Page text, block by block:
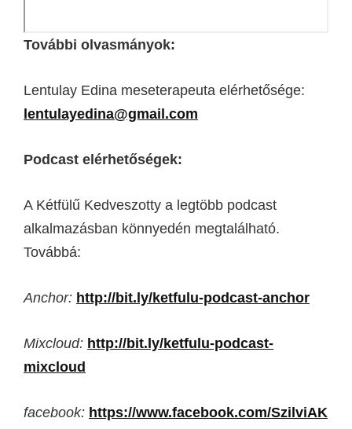
További olvasmányok:
Lentulay Edina meseterapeuta elérhetősége:
lentulayedina@gmail.com
Podcast elérhetőségek:
A Kétfülű Kedveszotty a legtöbb podcast
alkalmazásban könnyedén megtalálható.
Továbbá:
Anchor: http://bit.ly/ketfulu-podcast-anchor
Mixcloud: http://bit.ly/ketfulu-podcast-
mixcloud
facebook: https://www.facebook.com/SzilviAK